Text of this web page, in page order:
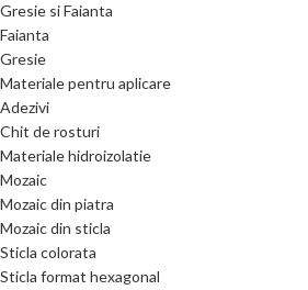
Gresie si Faianta
Faianta
Gresie
Materiale pentru aplicare
Adezivi
Chit de rosturi
Materiale hidroizolatie
Mozaic
Mozaic din piatra
Mozaic din sticla
Sticla colorata
Sticla format hexagonal